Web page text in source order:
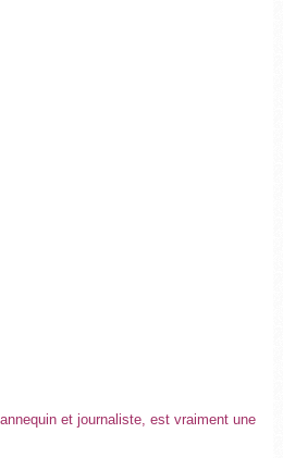
et journaliste, est vraiment une